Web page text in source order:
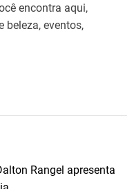
encontra aqui,
beleza, eventos,
Rangel apresenta